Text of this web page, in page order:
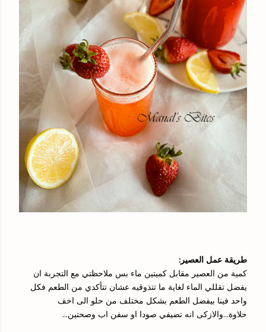
طريقة عمل العصير:
كمية من العصير مقابل كميتين ماء بس ملاحظتي مع التجربة ان
يفضل تقللي الماء لغاية ما تتذوقيه عشان تتأكدي من الطعم فكل
واحد فينا بيفضل الطعم بشكل مختلف من حلو الى اخف
حلاوة...والازكى انه تضيفي صودا او سفن اب وصحتين...